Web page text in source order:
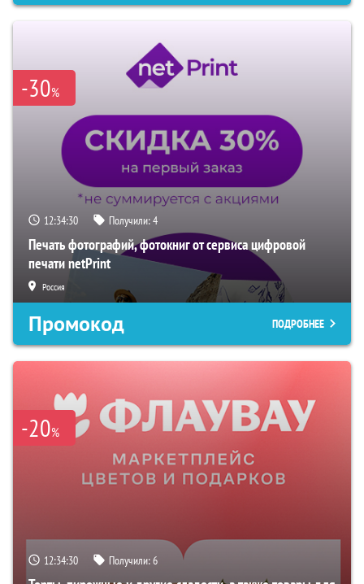
-30%
12:34:29 Получили:4
Печать фотографий, фотокниг от сервиса цифровой
печати netPrint
Россия
Промокод ПОДРОБНЕЕ
-20%
12:34:29 Получили:6